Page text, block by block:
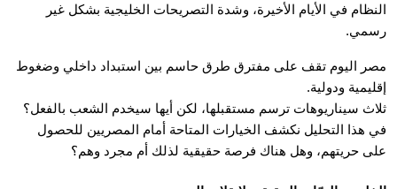
النظام في الأيام الأخيرة، وشدة التصريحات الخليجية بشكل غير
رسمي.
مصر اليوم تقف على مفترق طرق حاسم بين استبداد داخلي وضغوط
إقليمية ودولية.
ثلاث سيناريوهات ترسم مستقبلها، لكن أيها سيخدم الشعب بالفعل؟
في هذا التحليل نكشف الخيارات المتاحة أمام المصريين للحصول
على حريتهم، وهل هناك فرصة حقيقية لذلك أم مجرد وهم؟